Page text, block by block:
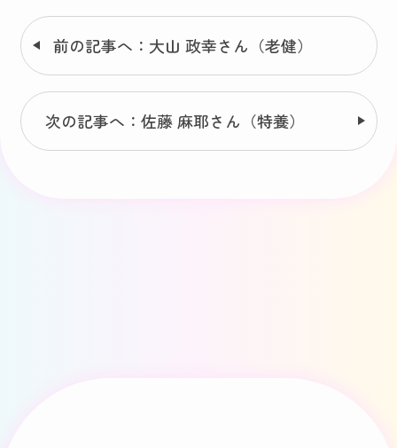
前の記事へ：大山 政幸さん（老健）
次の記事へ：佐藤 麻耶さん（特養）